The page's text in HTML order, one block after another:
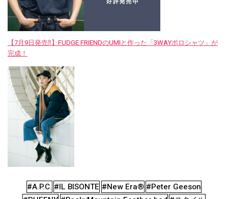
【7月9日発売‼︎】FUDGE FRIENDのUMIと作った「3WAYポロシャツ」が
完成！
#A.P.C. #IL BISONTE #New Era® #Peter Geeson